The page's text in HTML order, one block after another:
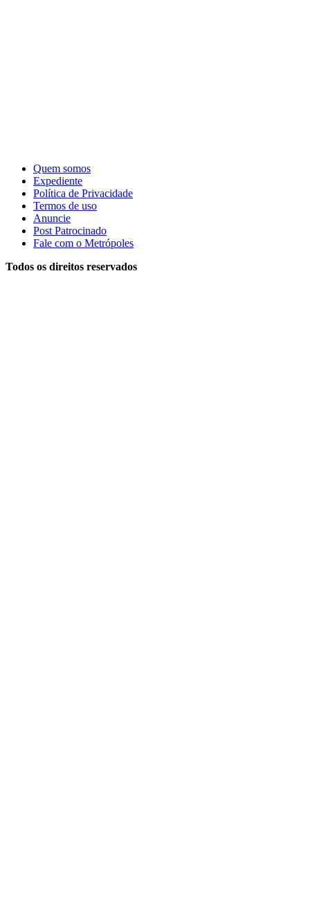
Quem somos
Expediente
Política de Privacidade
Termos de uso
Anuncie
Post Patrocinado
Fale com o Metrópoles
Todos os direitos reservados